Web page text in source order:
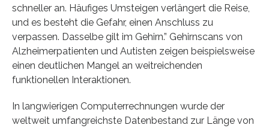
schneller an. Häufiges Umsteigen verlängert die Reise,
und es besteht die Gefahr, einen Anschluss zu
verpassen. Dasselbe gilt im Gehirn.” Gehirnscans von
Alzheimerpatienten und Autisten zeigen beispielsweise
einen deutlichen Mangel an weitreichenden
funktionellen Interaktionen.
In langwierigen Computerrechnungen wurde der
weltweit umfangreichste Datenbestand zur Länge von